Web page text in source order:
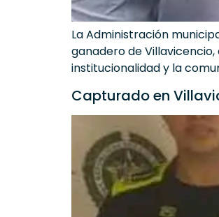
La Administración
ganadero de
institucionalidad y la
Capturado en